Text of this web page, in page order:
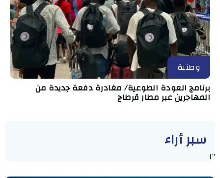
وطنية
برنامج العودة الطوعية/ مغادرة دفعة جديدة من
المهاجرين عبر مطار قرطاج
سبر أراء
"]